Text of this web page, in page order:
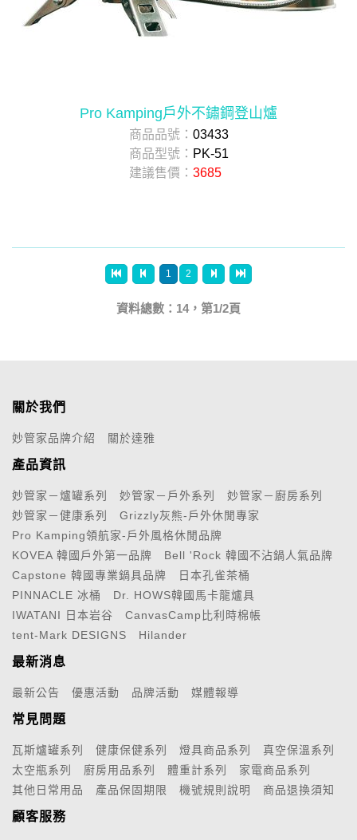
Pro Kamping戶外不鏽鋼登山爐
商品品號： 03433
商品型號： PK-51
建議售價： 3685
1 2
資料總數：14，第1/2頁
關於我們
妙管家品牌介紹 關於達雅
產品資訊
妙管家－爐罐系列 妙管家－戶外系列
妙管家－廚房系列
妙管家－健康系列
Grizzly灰熊-戶外休閒專家
Pro Kamping領航家-戶外風格休閒品牌
KOVEA 韓國戶外第一品牌
Bell 'Rock 韓國不沾鍋人氣品牌
Capstone 韓國專業鍋具品牌
日本孔雀茶桶
PINNACLE 冰桶
Dr. HOWS韓國馬卡龍爐具
IWATANI 日本岩谷
CanvasCamp比利時棉帳
tent-Mark DESIGNS
Hilander
最新消息
最新公告 優惠活動 品牌活動 媒體報導
常見問題
瓦斯爐罐系列 健康保健系列 燈具商品系列
真空保溫系列
太空瓶系列
廚房用品系列 體重計系列
家電商品系列
其他日常用品
產品保固期限 機號規則說明 商品退換須知
顧客服務